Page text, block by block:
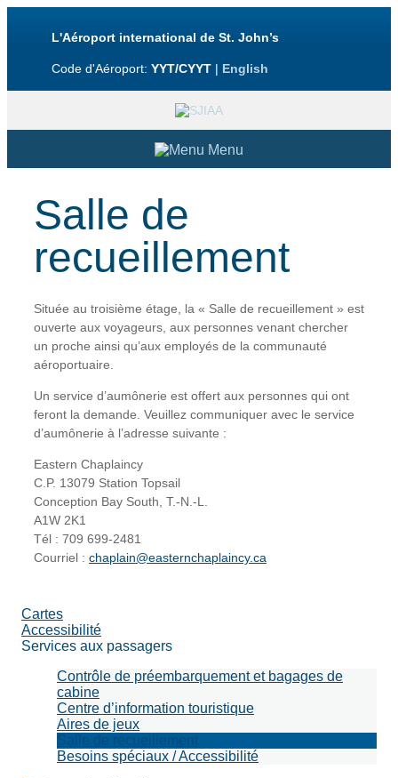
L'Aéroport international de St. John’s
Code d'Aéroport: YYT/CYYT | English
Menu
À propos
Recherche
Salle de
recueillement
Située au troisième étage, la « Salle de recueillement » est
ouverte aux voyageurs, aux personnes venant chercher
un proche ainsi qu’aux employés de la communauté
aéroportuaire.
Un service d’aumônerie est offert aux personnes qui ont
feront la demande. Veuillez communiquer avec le service
d’aumônerie à l’adresse suivante :
Eastern Chaplaincy
C.P. 13079 Station Topsail
Conception Bay South, T.-N.-L.
A1W 2K1
Tél : 709 699-2481
Courriel : chaplain@easternchaplaincy.ca
Cartes
Accessibilité
Services aux passagers
Contrôle de préembarquement et bagages de
cabine
Centre d’information touristique
Aires de jeux
Besoins spéciaux / Accessibilité